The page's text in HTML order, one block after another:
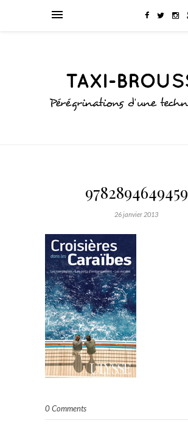
9782894649459
26 janvier 2013
0 Comments